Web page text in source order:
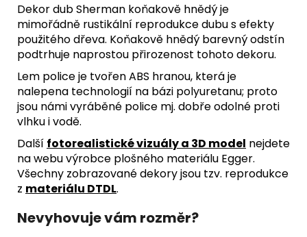
Dekor dub Sherman koňakově hnědý je
mimořádně rustikální reprodukce dubu s efekty
použitého dřeva. Koňakově hnědý barevný odstín
podtrhuje naprostou přirozenost tohoto dekoru.
Lem police je tvořen ABS hranou, která je
nalepena technologií na bázi polyuretanu; proto
jsou námi vyráběné police mj. dobře odolné proti
vlhku i vodě.
Další fotorealistické vizuály a 3D model nejdete
na webu výrobce plošného materiálu Egger.
Všechny zobrazované dekory jsou tzv. reprodukce
z materiálu DTDL.
Nevyhovuje vám rozměr?